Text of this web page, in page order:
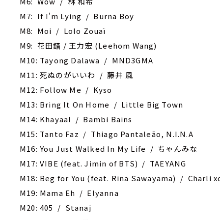
M7: If I'm Lying / Burna Boy
M8: Moi / Lolo Zouaï
M9: 花田錯 / 王力宏 (Leehom Wang)
M10: ‎Tayong Dalawa / MND3GMA
M11: 死ぬのがいいわ / 藤井 風
M12: Follow Me / Kyso
M13: Bring It On Home / Little Big Town
M14: Khayaal / Bambi Bains
M15: Tanto Faz / Thiago Pantaleão, N.I.N.A
M16: You Just Walked In My Life / ちゃんみな
M17: VIBE (feat. Jimin of BTS) / TAEYANG
M18: Beg for You (feat. Rina Sawayama) / Charli
M19: Mama Eh / Elyanna
M20: ‎405 / Stanaj